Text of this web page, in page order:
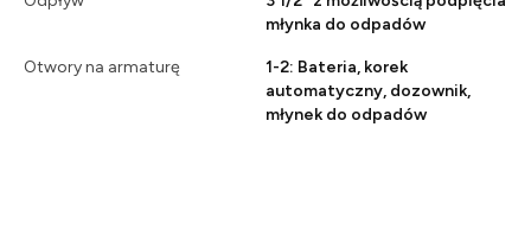
młynka do odpadów
Otwory na armaturę
1-2: Bateria, korek
automatyczny, dozownik,
młynek do odpadów